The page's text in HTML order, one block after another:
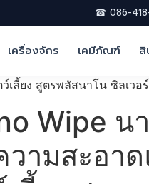
☎ 086-
เครื่องจักร เคมีภัณฑ์
เลี้ยง สูตรพลัสนาโน ซิลเวอร์
Wipe น
วามสะอา